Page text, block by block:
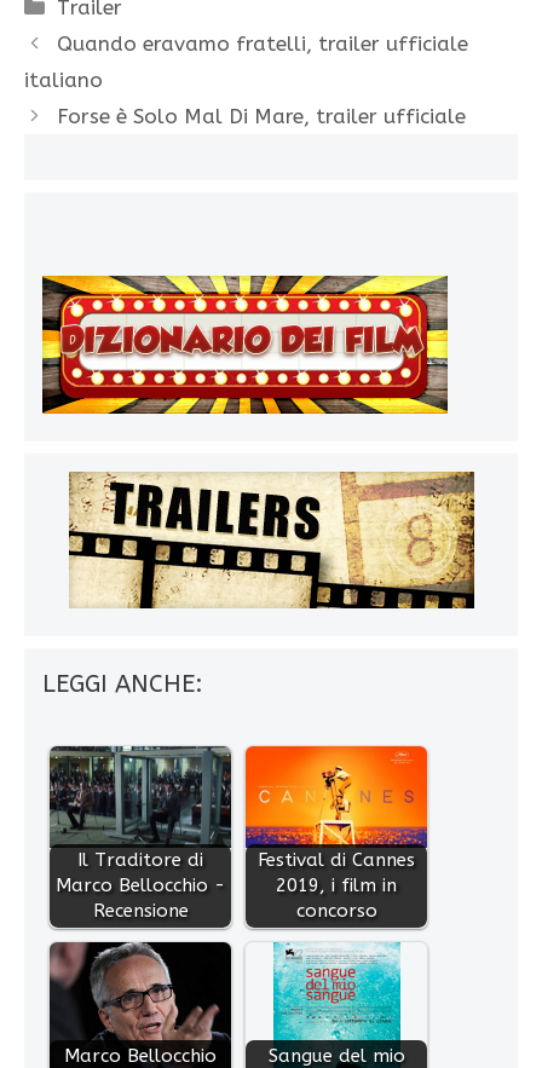
Trailer
Quando eravamo fratelli, trailer ufficiale
italiano
Forse è Solo Mal Di Mare, trailer ufficiale
LEGGI ANCHE:
Il Traditore di
Marco Bellocchio -
Recensione
Festival di Cannes
2019, i film in
concorso
Marco Bellocchio
Sangue del mio